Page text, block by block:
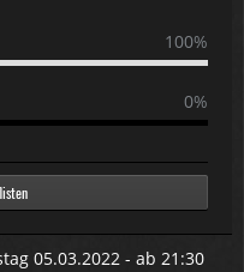
100%
0%
05.03.2022 - ab 21:30